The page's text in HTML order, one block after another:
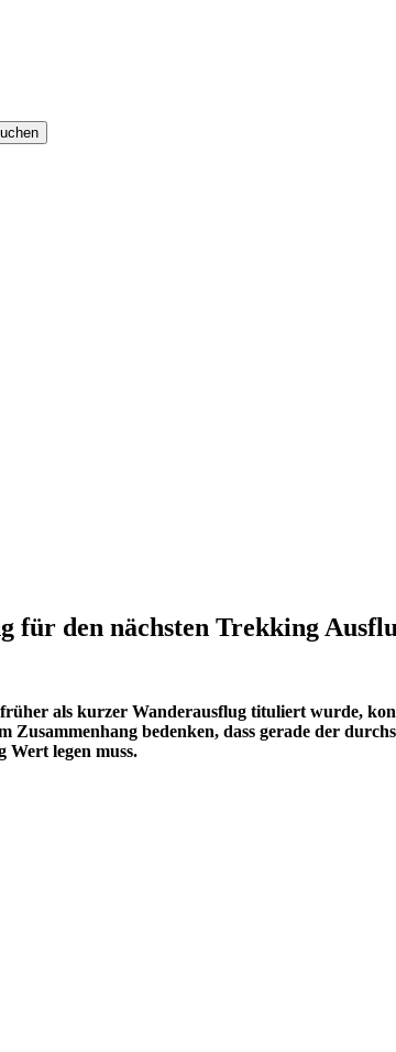
für den nächsten Trekking
als kurzer Wanderausflug tituliert wurde,
Zusammenhang bedenken, dass gerade der
Wert legen muss.